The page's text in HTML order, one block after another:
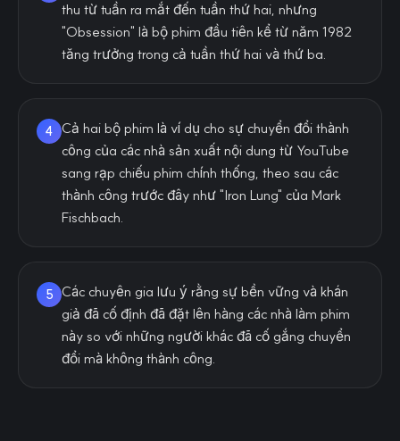
thu từ tuần ra mắt đến tuần thứ hai, nhưng
"Obsession" là bộ phim đầu tiên kể từ năm 1982
tăng trưởng trong cả tuần thứ hai và thứ ba.
4
Cả hai bộ phim là ví dụ cho sự chuyển đổi thành
công của các nhà sản xuất nội dung từ YouTube
sang rạp chiếu phim chính thống, theo sau các
thành công trước đây như "Iron Lung" của Mark
Fischbach.
5
Các chuyên gia lưu ý rằng sự bền vững và khán
giả đã cố định đã đặt lên hàng các nhà làm phim
này so với những người khác đã cố gắng chuyển
đổi mà không thành công.